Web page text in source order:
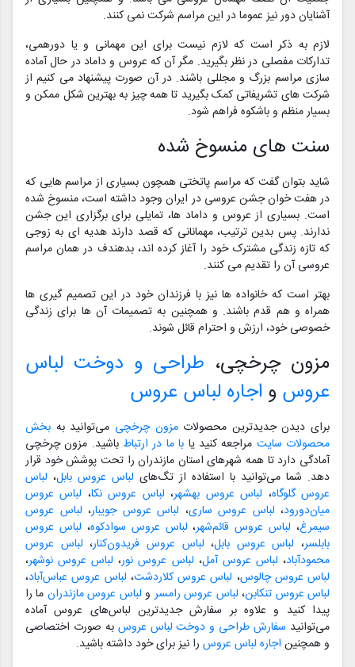
آشنایان دور نیز عموما در این مراسم شرکت نمی کنند.
لازم به ذکر است که لازم نیست برای این مهمانی و یا دورهمی،
تدارکات مفصلی در نظر بگیرید. مگر آن که عروس و داماد در حال آماده
سازی مراسم بزرگ و مجللی باشند. در آن صورت پیشنهاد می کنیم از
شرکت های تشریفاتی کمک بگیرید تا همه چیز به بهترین شکل ممکن و
بسیار منظم و باشکوه فراهم شود.
سنت های منسوخ شده
شاید بتوان گفت که مراسم پاتختی همچون بسیاری از مراسم هایی که
در هفت خوان جشن عروسی در ایران وجود داشته است، منسوخ شده
است. بسیاری از عروس و داماد ها، تمایلی برای برگزاری این جشن
ندارند. پس بدین ترتیب، مهمانانی که قصد دارند هدیه ای به زوجی
که تازه زندگی مشترک خود را آغاز کرده اند، بدهندف در همان مراسم
عروسی آن را تقدیم می کنند.
بهتر است که خانواده ها نیز با فرزندان خود در این تصمیم گیری ها
همراه و هم قدم باشند. و همچنین به تصمیمات آن ها برای زندگی
خصوصی خود، ارزش و احترام قائل شوند.
مزون چرخچی، طراحی و دوخت لباس
عروس و اجاره لباس عروس
برای دیدن جدیدترین محصولاتمزون چرخچی می‌توانید به بخش
محصولات سایت مراجعه کنید یا با ما در ارتباط باشید. مزون چرخچی
آمادگی دارد تا همه شهرهای استان مازندران را تحت پوشش خود قرار
دهد. شما می‌توانید با استفاده از تگ‌های لباس عروس بابل، لباس
عروس گلوگاه، لباس عروس بهشهر، لباس عروس نکا، لباس عروس
میان‌دورود، لباس عروس ساری، لباس عروس جویبار، لباس عروس
سیمرغ، لباس عروس قائم‌شهر، لباس عروس سوادکوه، لباس عروس
بابلسر، لباس عروس بابل، لباس عروس فریدون‌کنار، لباس عروس
محمودآباد، لباس عروس آمل، لباس عروس نور، لباس عروس نوشهر،
لباس عروس چالوس، لباس عروس کلاردشت، لباس عروس عباس‌آباد،
لباس عروس تنکابن، لباس عروس رامسر و لباس عروس مازندران ما را
پیدا کنید و علاوه بر سفارش جدیدترین لباس‌های عروس آماده
می‌توانید سفارش طراحی و دوخت لباس عروس به صورت اختصاصی
و همچنین اجاره لباس عروس را نیز برای خود داشته باشید.